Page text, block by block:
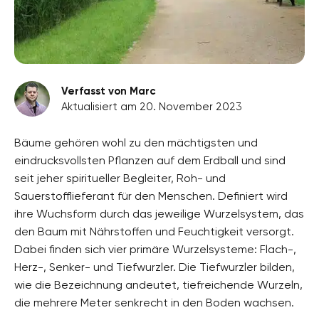
Verfasst von Marc
Aktualisiert am 20. November 2023
Bäume gehören wohl zu den mächtigsten und
eindrucksvollsten Pflanzen auf dem Erdball und sind
seit jeher spiritueller Begleiter, Roh- und
Sauerstofflieferant für den Menschen. Definiert wird
ihre Wuchsform durch das jeweilige Wurzelsystem, das
den Baum mit Nährstoffen und Feuchtigkeit versorgt.
Dabei finden sich vier primäre Wurzelsysteme: Flach-,
Herz-, Senker- und Tiefwurzler. Die Tiefwurzler bilden,
wie die Bezeichnung andeutet, tiefreichende Wurzeln,
die mehrere Meter senkrecht in den Boden wachsen.